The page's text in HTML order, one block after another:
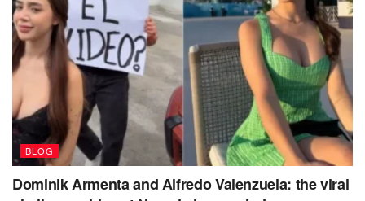
BLOG
Dominik Armenta and Alfredo Valenzuela: the viral